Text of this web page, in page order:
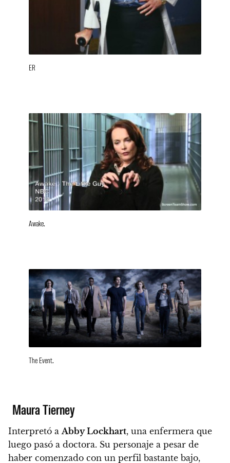
ER
Awake.
The Event.
Maura Tierney
Interpretó a Abby Lockhart, una enfermera que
luego pasó a doctora. Su personaje a pesar de
haber comenzado con un perfil bastante bajo,